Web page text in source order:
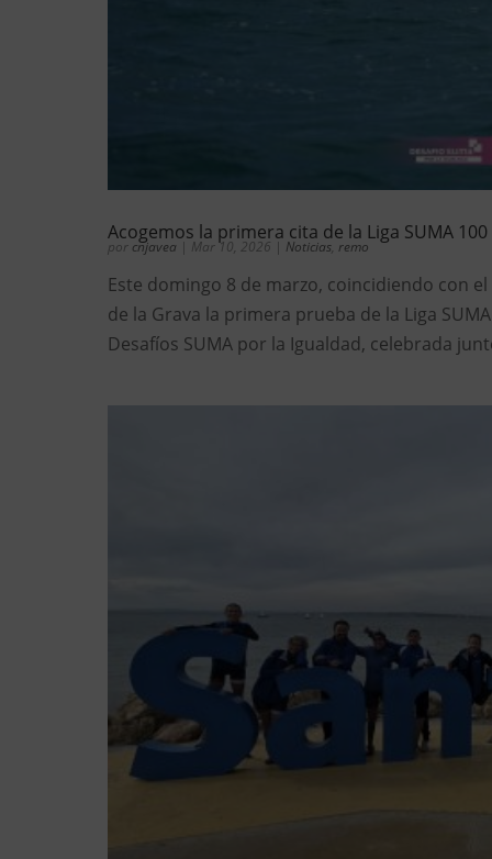
Acogemos la primera cita de la Liga SUMA
por cnjavea | Mar 10, 2026 | Noticias remo
Este domingo 8 de marzo, coincidiendo con
de la Grava la primera prueba de la Liga
Desafíos SUMA por la Igualdad, celebrada